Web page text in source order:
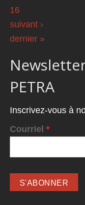
16
suivant ›
dernier »
PETRA
Inscrivez-vous à
Courriel *